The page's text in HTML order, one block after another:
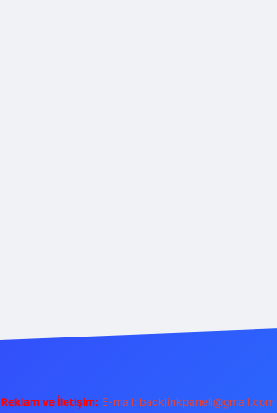
Reklam ve İletişim: E-mail: backlinkpaneli@gmail.com